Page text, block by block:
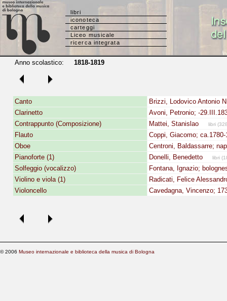
libri
iconoteca
carteggi
Liceo musicale
ricerca integrata
Anno scolastico: 1818-1819
Canto
Brizzi, Lodovico Antonio
Clarinetto
Avoni, Petronio; -
Contrappunto (Composizione)
Mattei, Stanislao libri
Flauto
Coppi, Giacomo;
Oboe
Centroni, Baldassarre;
Pianoforte (1)
Donelli, Benedetto libri
Solfeggio (vocalizzo)
Fontana, Ignazio;
Violino e viola (1)
Radicati, Felice
Violoncello
Cavedagna, Vincenzo;
© 2006 Museo internazionale e biblioteca della musica di Bologna